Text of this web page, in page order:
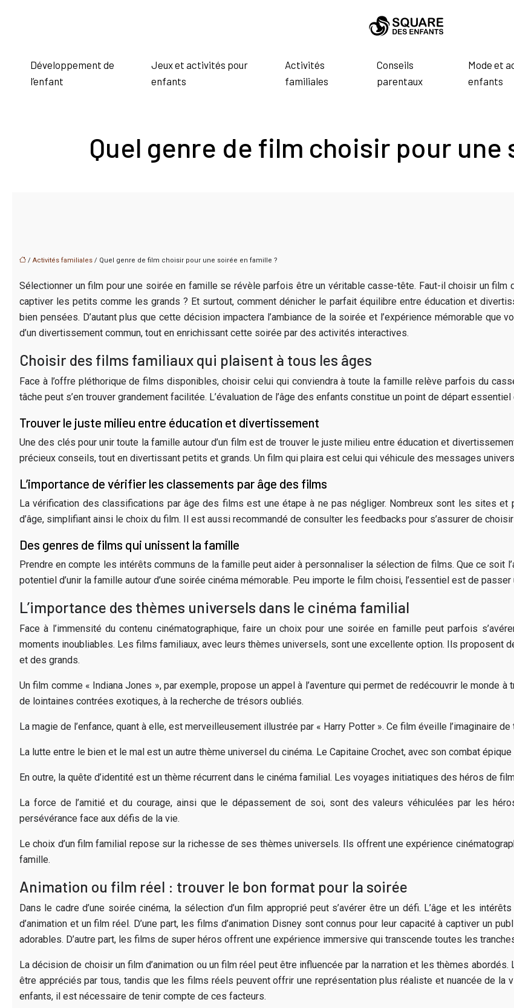
Développement de
l’enfant
Jeux et activités pour
enfants
Activités
familiales
Conseils
parentaux
Mode et
enfants
Quel genre de film choisir pour une
/ Activités familiales / Quel genre de film choisir pour une soirée en famille ?
Sélectionner un film pour une soirée en famille se révèle parfois être un véritable casse-tête. Faut-il choisir un film
captiver les petits comme les grands ? Et surtout, comment dénicher le parfait équilibre entre éducation et
bien pensées. D’autant plus que cette décision impactera l’ambiance de la soirée et l’expérience mémorable que
d’un divertissement commun, tout en enrichissant cette soirée par des activités interactives.
Choisir des films familiaux qui plaisent à tous les âges
Face à l’offre pléthorique de films disponibles, choisir celui qui conviendra à toute la famille relève parfois du
tâche peut s’en trouver grandement facilitée. L’évaluation de l’âge des enfants constitue un point de départ
Trouver le juste milieu entre éducation et divertissement
Une des clés pour unir toute la famille autour d’un film est de trouver le juste milieu entre éducation et
précieux conseils, tout en divertissant petits et grands. Un film qui plaira est celui qui véhicule des messages
L’importance de vérifier les classements par âge des films
La vérification des classifications par âge des films est une étape à ne pas négliger. Nombreux sont les sites
d’âge, simplifiant ainsi le choix du film. Il est aussi recommandé de consulter les feedbacks pour s’assurer de
Des genres de films qui unissent la famille
Prendre en compte les intérêts communs de la famille peut aider à personnaliser la sélection de films. Que ce soit
potentiel d’unir la famille autour d’une soirée cinéma mémorable. Peu importe le film choisi, l’essentiel est de
L’importance des thèmes universels dans le cinéma familial
Face à l’immensité du contenu cinématographique, faire un choix pour une soirée en famille peut parfois
moments inoubliables. Les films familiaux, avec leurs thèmes universels, sont une excellente option. Ils proposent
et des grands.
Un film comme « Indiana Jones », par exemple, propose un appel à l’aventure qui permet de redécouvrir le monde
de lointaines contrées exotiques, à la recherche de trésors oubliés.
La magie de l’enfance, quant à elle, est merveilleusement illustrée par « Harry Potter ». Ce film éveille l’imaginaire
La lutte entre le bien et le mal est un autre thème universel du cinéma. Le Capitaine Crochet, avec son combat
En outre, la quête d’identité est un thème récurrent dans le cinéma familial. Les voyages initiatiques des héros de
La force de l’amitié et du courage, ainsi que le dépassement de soi, sont des valeurs véhiculées par les
persévérance face aux défis de la vie.
Le choix d’un film familial repose sur la richesse de ses thèmes universels. Ils offrent une expérience
famille.
Animation ou film réel : trouver le bon format pour la soirée
Dans le cadre d’une soirée cinéma, la sélection d’un film approprié peut s’avérer être un défi. L’âge et les
d’animation et un film réel. D’une part, les films d’animation Disney sont connus pour leur capacité à captiver un
adorables. D’autre part, les films de super héros offrent une expérience immersive qui transcende toutes les
La décision de choisir un film d’animation ou un film réel peut être influencée par la narration et les thèmes
être appréciés par tous, tandis que les films réels peuvent offrir une représentation plus réaliste et nuancée de la
enfants, il est nécessaire de tenir compte de ces facteurs.